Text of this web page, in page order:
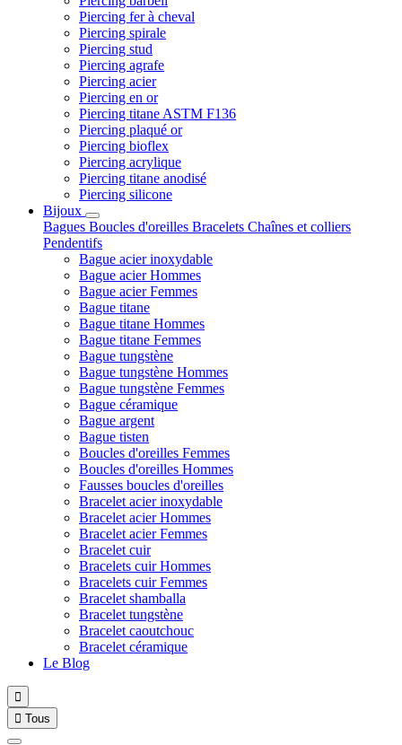
Piercing fer à cheval
Piercing spirale
Piercing stud
Piercing agrafe
Piercing acier
Piercing en or
Piercing titane ASTM F136
Piercing plaqué or
Piercing bioflex
Piercing acrylique
Piercing titane anodisé
Piercing silicone
Bijoux
Bagues Boucles d'oreilles Bracelets Chaînes et colliers
Pendentifs
Bague acier inoxydable
Bague acier Hommes
Bague acier Femmes
Bague titane
Bague titane Hommes
Bague titane Femmes
Bague tungstène
Bague tungstène Hommes
Bague tungstène Femmes
Bague céramique
Bague argent
Bague tisten
Boucles d'oreilles Femmes
Boucles d'oreilles Hommes
Fausses boucles d'oreilles
Bracelet acier inoxydable
Bracelet acier Hommes
Bracelet acier Femmes
Bracelet cuir
Bracelets cuir Hommes
Bracelets cuir Femmes
Bracelet shamballa
Bracelet tungstène
Bracelet caoutchouc
Bracelet céramique
Le Blog

 Tous